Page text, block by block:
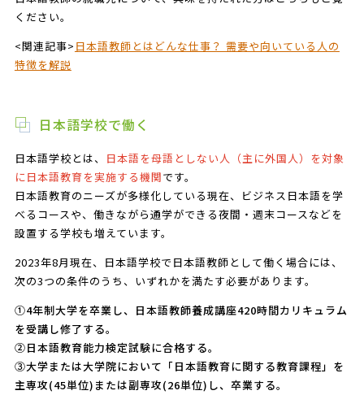
ください。
<関連記事> 日本語教師とはどんな仕事？ 需要や向いている人の
特徴を解説
日本語学校で働く
日本語学校とは、 日本語を母語としない人（主に外国人）を対象
に日本語教育を実施する機関です。
日本語教育のニーズが多様化している現在、ビジネス日本語を学
べるコースや、働きながら通学ができる夜間・週末コースなどを
設置する学校も増えています。
2023年8月現在、日本語学校で日本語教師として働く場合には、
次の3つの条件のうち、いずれかを満たす必要があります。
①4年制大学を卒業し、日本語教師養成講座420時間カリキュラム
を受講し修了する。
②日本語教育能力検定試験に合格する。
③大学または大学院において「日本語教育に関する教育課程」を
主専攻(45単位)または副専攻(26単位)し、卒業する。